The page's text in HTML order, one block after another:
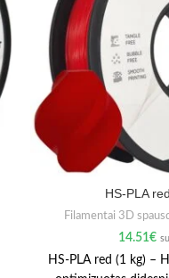
HS-PLA
Filamentai 3D
14.51€
HS-PLA red (1 kg) –